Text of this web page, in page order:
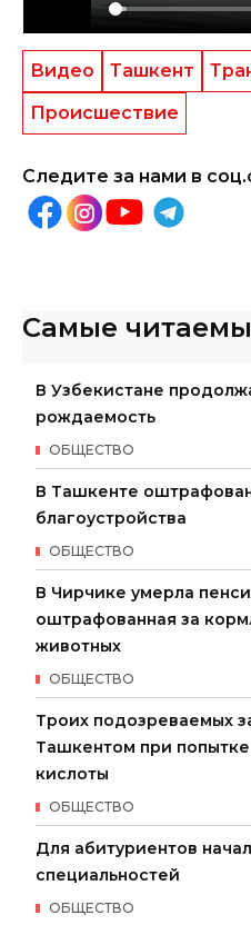
Видео Ташкент
Происшествие
Следите за нами в
Самые
В Узбекистане
рождаемость
ОБЩЕСТВО
В Ташкенте
благоустройства
ОБЩЕСТВО
В Чирчике умерла
оштрафованная за
животных
ОБЩЕСТВО
Троих подозреваемых
Ташкентом при
кислоты
ОБЩЕСТВО
Для абитуриентов
специальностей
ОБЩЕСТВО